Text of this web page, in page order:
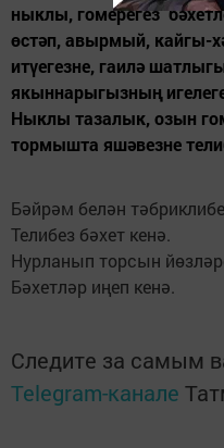
ныклы, гомерегез
өстәп, авырмый, кайгы-
итүегезне, гаилә
якыннарыгызның
Ныклы тазалык, озын
тормышта яшәвезне
Бәйрәм белән
Телибез бәхет кенә.
Нурланып торсын
Бәхетләр иңеп кенә.
Следите за самым
Telegram-канале